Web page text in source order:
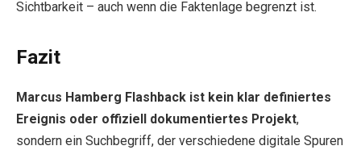
Sichtbarkeit – auch wenn die Faktenlage begrenzt ist.
Fazit
Marcus Hamberg Flashback ist kein klar definiertes
Ereignis oder offiziell dokumentiertes Projekt,
sondern ein Suchbegriff, der verschiedene digitale Spuren